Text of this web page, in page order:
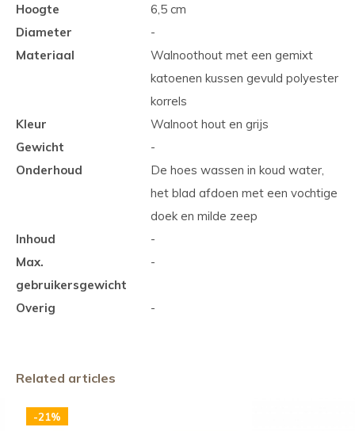
Hoogte
6,5 cm
Diameter
-
Materiaal
Walnoothout met een gemixt
katoenen kussen gevuld polyester
korrels
Kleur
Walnoot hout en grijs
Gewicht
-
Onderhoud
De hoes wassen in koud water,
het blad afdoen met een vochtige
doek en milde zeep
Inhoud
-
Max.
gebruikersgewicht
-
Overig -
Related articles
-21%